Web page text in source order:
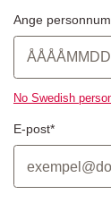
Ange
No Swedish
E-post*